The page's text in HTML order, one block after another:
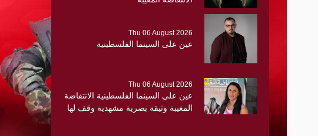
Thu 06 August 2026
عين على السينما الفلسطينية
Thu 06 August 2026
عين على السينما الفلسطينية الانتفاضة
المغيبة وثيقة بصرية مشهدية وقف لها